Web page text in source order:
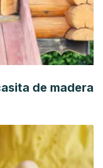
de madera